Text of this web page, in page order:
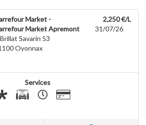
Market -
Market Apremont
Savarin 53
Oyonnax
2,250 €/L
31/07/26
Services